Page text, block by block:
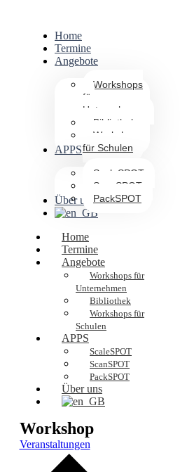
Home
Termine
Angebote
Workshops
für
Unternehmen
Bibliothek
Workshops
für Schulen
APPS
ScaleSPOT
ScanSPOT
PackSPOT
Über uns
Home
Termine
Angebote
Workshops für
Unternehmen
Bibliothek
Workshops für
Schulen
APPS
ScaleSPOT
ScanSPOT
PackSPOT
Über uns
Workshop
Veranstaltungen